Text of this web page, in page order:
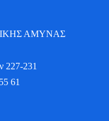
ΑΜΥΝΑΣ
227-231
61